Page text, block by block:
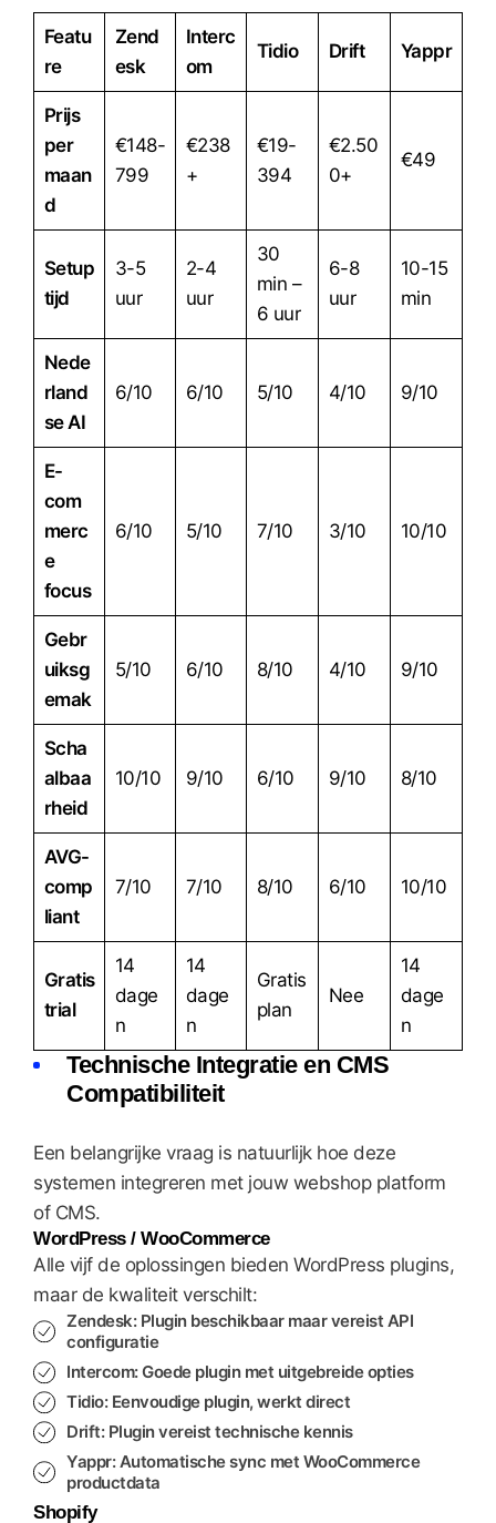
Featu
re
Zend
esk
Interc
om
Tidio Drift Yappr
Prijs
per
maan
d
€148-
799
€238
+
€19-
394
€2.50
0+
€49
Setup
tijd
3-5
uur
2-4
uur
30
min –
6 uur
6-8
uur
10-15
min
Nede
rland
se AI
6/10 6/10 5/10 4/10 9/10
E-
com
merc
e
focus
6/10 5/10 7/10 3/10 10/10
Gebr
uiksg
emak
5/10 6/10 8/10 4/10 9/10
Scha
albaa
rheid
10/10 9/10 6/10 9/10 8/10
AVG-
comp
liant
7/10 7/10 8/10 6/10 10/10
Gratis
trial
14
dage
n
14
dage
n
Gratis
plan
Nee
14
dage
n
Technische Integratie en CMS
Compatibiliteit
Een belangrijke vraag is natuurlijk hoe deze
systemen integreren met jouw webshop platform
of CMS.
WordPress / WooCommerce
Alle vijf de oplossingen bieden WordPress plugins,
maar de kwaliteit verschilt:
Zendesk:Plugin beschikbaar maar vereist API
configuratie
Intercom:Goede plugin met uitgebreide opties
Tidio:Eenvoudige plugin, werkt direct
Drift:Plugin vereist technische kennis
Yappr:Automatische sync met WooCommerce
productdata
Shopify